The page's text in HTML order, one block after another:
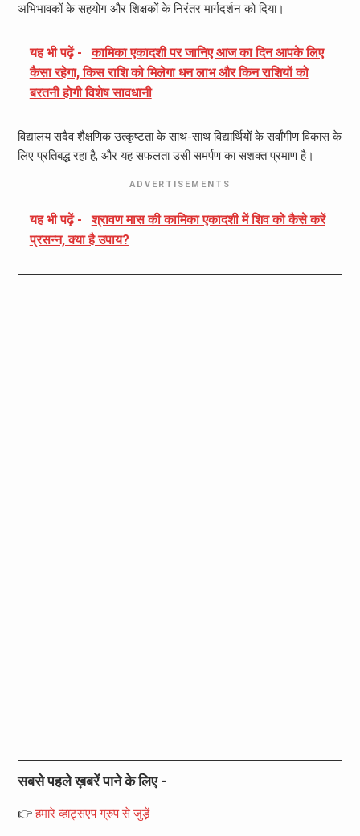
अभिभावकों के सहयोग और शिक्षकों के निरंतर मार्गदर्शन को दिया।
यह भी पढ़ें -
कामिका एकादशी पर जानिए आज का दिन आपके लिए
कैसा रहेगा, किस राशि को मिलेगा धन लाभ और किन राशियों को
बरतनी होगी विशेष सावधानी
विद्यालय सदैव शैक्षणिक उत्कृष्टता के साथ-साथ विद्यार्थियों के सर्वांगीण विकास के
लिए प्रतिबद्ध रहा है, और यह सफलता उसी समर्पण का सशक्त प्रमाण है।
ADVERTISEMENTS
यह भी पढ़ें -
श्रावण मास की कामिका एकादशी में शिव को कैसे करें
प्रसन्न, क्या है उपाय?
सबसे पहले ख़बरें पाने के लिए -
👉हमारे व्हाट्सएप ग्रुप से जुड़ें